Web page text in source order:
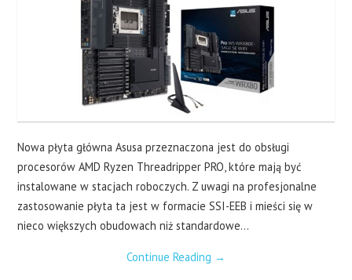
Nowa płyta główna Asusa przeznaczona jest do obsługi
procesorów AMD Ryzen Threadripper PRO, które mają być
instalowane w stacjach roboczych. Z uwagi na profesjonalne
zastosowanie płyta ta jest w formacie SSI-EEB i mieści się w
nieco większych obudowach niż standardowe…
Continue Reading →